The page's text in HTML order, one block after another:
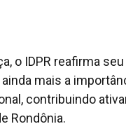
o IDPR reafirma
mais a
contribuindo
Rondônia.